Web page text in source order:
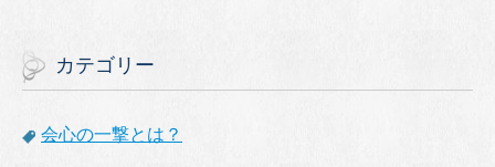
カテゴリー
会心の一撃とは？